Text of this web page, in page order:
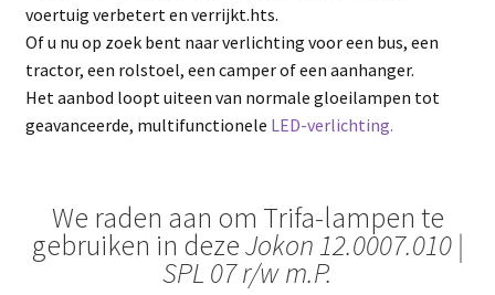
voertuig verbetert en verrijkt.hts.
Of u nu op zoek bent naar verlichting voor een bus, een
tractor, een rolstoel, een camper of een aanhanger.
Het aanbod loopt uiteen van normale gloeilampen tot
geavanceerde, multifunctionele LED-verlichting.
We raden aan om Trifa-lampen te
gebruiken in dezeJokon 12.0007.010 |
SPL 07 r/w m.P.